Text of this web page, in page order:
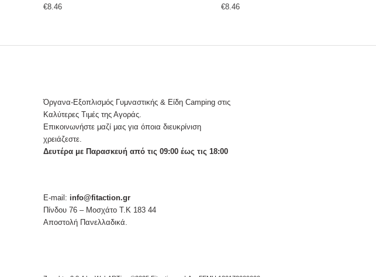
€8.46 €8.46
Όργανα-Εξοπλισμός Γυμναστικής & Είδη Camping στις
Καλύτερες Τιμές της Αγοράς.
Επικοινωνήστε μαζί μας για όποια διευκρίνιση
χρειάζεστε.
Δευτέρα με Παρασκευή από τις 09:00 έως τις 18:00
E-mail: info@fitaction.gr
Πίνδου 76 – Μοσχάτο Τ.Κ 183 44
Αποστολή Πανελλαδικά.